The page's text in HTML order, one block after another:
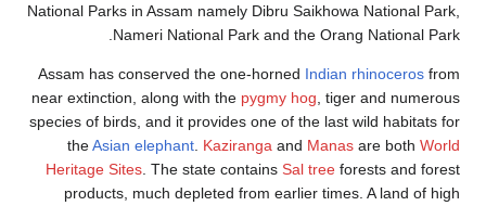
National Parks in Assam namely Dibru Saikhowa National Park,
Nameri National Park and the Orang National Park.
Assam has conserved the one-hornedIndian rhinocerosfrom
near extinction, along with thepygmy hog, tiger and numerous
species of birds, and it provides one of the last wild habitats for
theAsian elephant.KazirangaandManasare bothWorld
Heritage Sites. The state contains Sal treeforests and forest
products, much depleted from earlier times. A land of high